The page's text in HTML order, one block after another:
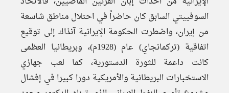
السوفييتي السابق كان حاضراً في احتلال مناطق شاسعة
من إيران، واضطرت الحكومة الإيرانية آنذاك إلى توقيع
اتفاقية (تركمانجاي) عام (1928م)، وبريطانيا العظمى
كانت داعمة للثورة الدستورية، كما لعب جهازي
الاستخبارات البريطانية والأمريكية دورا كبيرا في إفشال